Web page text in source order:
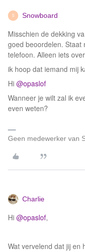
S Snowboard
Misschien de dekking
goed beoordelen. Staat
telefoon. Alleen iets
ik hoop dat iemand mij
Hi @opaslof
Wanneer je wilt zal ik
even weten?
Geen medewerker van
Charlie
Hi @opaslof,
Wat vervelend dat jij en